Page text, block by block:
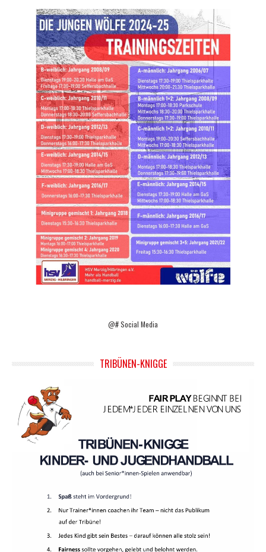
@# Social Media
TRIBÜNEN-KNIGGE